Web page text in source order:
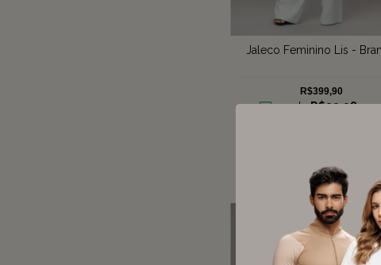
Jaleco Feminino Lis -
R$399,90
4x deR$99,98